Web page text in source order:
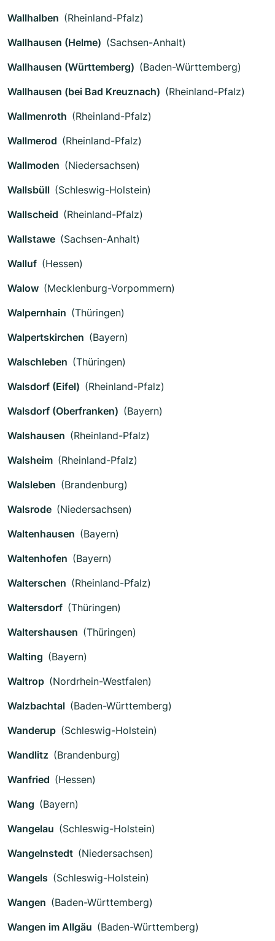
Wallhalben (Rheinland-Pfalz)
Wallhausen (Helme) (Sachsen-Anhalt)
Wallhausen (Württemberg) (Baden-Württemberg)
Wallhausen (bei Bad Kreuznach) (Rheinland-Pfalz)
Wallmenroth (Rheinland-Pfalz)
Wallmerod (Rheinland-Pfalz)
Wallmoden (Niedersachsen)
Wallsbüll (Schleswig-Holstein)
Wallscheid (Rheinland-Pfalz)
Wallstawe (Sachsen-Anhalt)
Walluf (Hessen)
Walow (Mecklenburg-Vorpommern)
Walpernhain (Thüringen)
Walpertskirchen (Bayern)
Walschleben (Thüringen)
Walsdorf (Eifel) (Rheinland-Pfalz)
Walsdorf (Oberfranken) (Bayern)
Walshausen (Rheinland-Pfalz)
Walsheim (Rheinland-Pfalz)
Walsleben (Brandenburg)
Walsrode (Niedersachsen)
Waltenhausen (Bayern)
Waltenhofen (Bayern)
Walterschen (Rheinland-Pfalz)
Waltersdorf (Thüringen)
Waltershausen (Thüringen)
Walting (Bayern)
Waltrop (Nordrhein-Westfalen)
Walzbachtal (Baden-Württemberg)
Wanderup (Schleswig-Holstein)
Wandlitz (Brandenburg)
Wanfried (Hessen)
Wang (Bayern)
Wangelau (Schleswig-Holstein)
Wangelnstedt (Niedersachsen)
Wangels (Schleswig-Holstein)
Wangen (Baden-Württemberg)
Wangen im Allgäu (Baden-Württemberg)